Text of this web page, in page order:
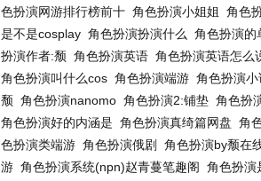
色扮演网游排行榜前十 角色扮演小姐姐 角色
是不是cosplay 角色扮演扮演什么 角色扮演的
扮演作者:颓 角色扮演英语 角色扮演英语怎么
角色扮演叫什么cos 角色扮演端游 角色扮演小
颓 角色扮演nanomo 角色扮演2:铺垫 角色扮
角色扮演好的内涵是 角色扮演真绮篇网盘 角
色扮演类端游 角色扮演俄剧 角色扮演by颓在
游 角色扮演系统(npn)赵青蔓笔趣阁 角色扮演